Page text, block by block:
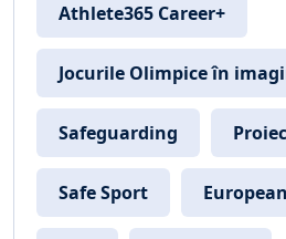
Athlete365 Career+
Jocurile Olimpice în
Safeguarding
Safe Sport